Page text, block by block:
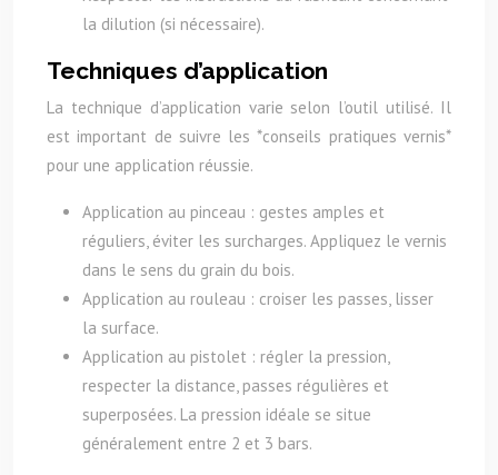
la dilution (si nécessaire).
Techniques d’application
La technique d’application varie selon l’outil utilisé. Il
est important de suivre les *conseils pratiques vernis*
pour une application réussie.
Application au pinceau : gestes amples et
réguliers, éviter les surcharges. Appliquez le vernis
dans le sens du grain du bois.
Application au rouleau : croiser les passes, lisser
la surface.
Application au pistolet : régler la pression,
respecter la distance, passes régulières et
superposées. La pression idéale se situe
généralement entre 2 et 3 bars.